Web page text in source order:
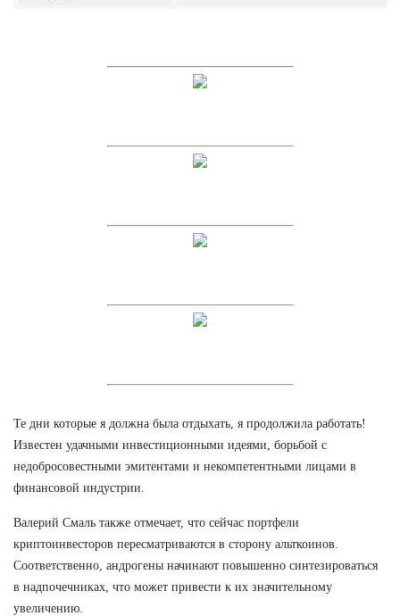
Те дни которые я должна была отдыхать, я продолжила работать!
Известен удачными инвестиционными идеями, борьбой с
недобросовестными эмитентами и некомпетентными лицами в
финансовой индустрии.
Валерий Смаль также отмечает, что сейчас портфели
криптоинвесторов пересматриваются в сторону альткоинов.
Соответственно, андрогены начинают повышенно синтезироваться
в надпочечниках, что может привести к их значительному
увеличению.